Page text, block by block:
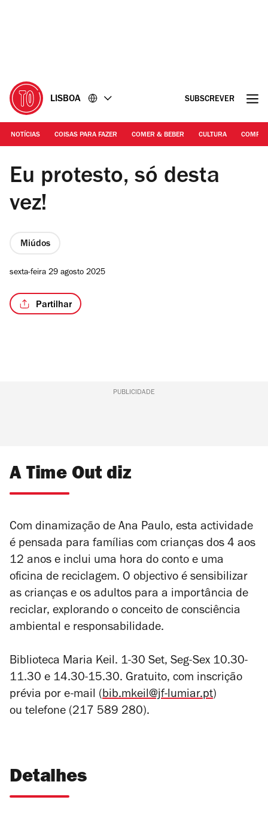
LISBOA SUBSCREVER
NOTÍCIAS COISAS PARA FAZER COMER & BEBER CULTURA
©DR | O Protesto de Eduarda Lima
Eu protesto, só desta
vez!
Miúdos
sexta-feira 29 agosto 2025
Partilhar
PUBLICIDADE
A Time Out diz
Com dinamização de Ana Paulo, esta actividade
é pensada para famílias com crianças dos 4 aos
12 anos e inclui uma hora do conto e uma
oficina de reciclagem. O objectivo é sensibilizar
as crianças e os adultos para a importância de
reciclar, explorando o conceito de consciência
ambiental e responsabilidade.
Biblioteca Maria Keil. 1-30 Set, Seg-Sex 10.30-
11.30 e 14.30-15.30. Gratuito, com inscrição
prévia por e-mail (bib.mkeil@jf-lumiar.pt)
ou telefone (217 589 280).
Detalhes